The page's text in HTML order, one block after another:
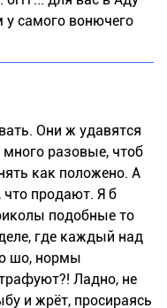
у самого вонючего
Они ж удавятся
разовые, чтоб
как положено. А
что продают. Я б
подобные то
где каждый над
шо, нормы
Ладно, не
и жрёт, просираясь